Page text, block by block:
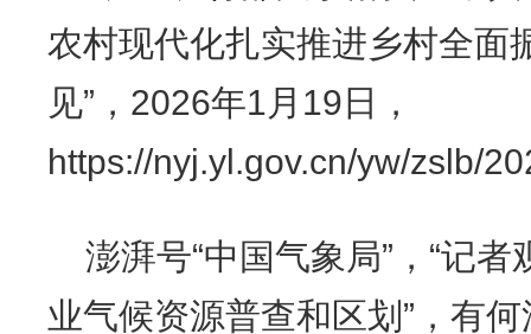
农村现代化扎实推进乡村全面
见”，2026年1月19日，
https://nyj.yl.gov.cn/yw/zslb/
澎湃号“中国气象局”，“记
业气候资源普查和区划”，有何